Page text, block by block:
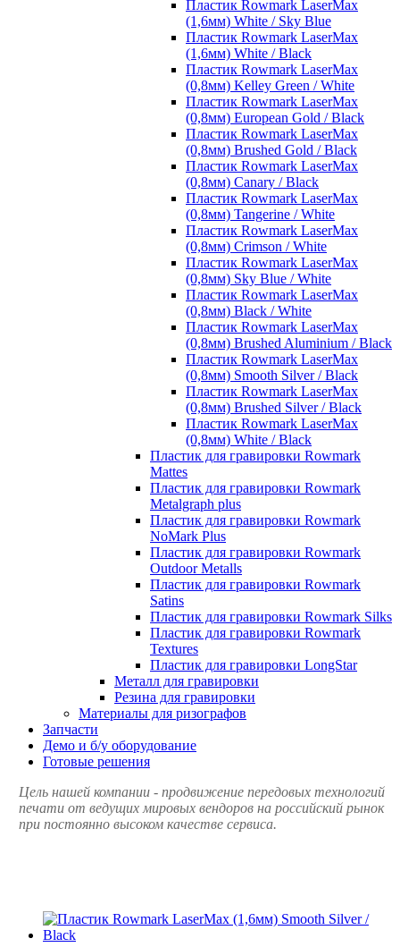
Пластик Rowmark LaserMax
(1,6мм) White / Sky Blue
Пластик Rowmark LaserMax
(1,6мм) White / Black
Пластик Rowmark LaserMax
(0,8мм) Kelley Green / White
Пластик Rowmark LaserMax
(0,8мм) European Gold / Black
Пластик Rowmark LaserMax
(0,8мм) Brushed Gold / Black
Пластик Rowmark LaserMax
(0,8мм) Canary / Black
Пластик Rowmark LaserMax
(0,8мм) Tangerine / White
Пластик Rowmark LaserMax
(0,8мм) Crimson / White
Пластик Rowmark LaserMax
(0,8мм) Sky Blue / White
Пластик Rowmark LaserMax
(0,8мм) Black / White
Пластик Rowmark LaserMax
(0,8мм) Brushed Aluminium / Black
Пластик Rowmark LaserMax
(0,8мм) Smooth Silver / Black
Пластик Rowmark LaserMax
(0,8мм) Brushed Silver / Black
Пластик Rowmark LaserMax
(0,8мм) White / Black
Пластик для гравировки Rowmark
Mattes
Пластик для гравировки Rowmark
Metalgraph plus
Пластик для гравировки Rowmark
NoMark Plus
Пластик для гравировки Rowmark
Outdoor Metalls
Пластик для гравировки Rowmark
Satins
Пластик для гравировки Rowmark Silks
Пластик для гравировки Rowmark
Textures
Пластик для гравировки LongStar
Металл для гравировки
Резина для гравировки
Материалы для ризографов
Запчасти
Демо и б/у оборудование
Готовые решения
Цель нашей компании - продвижение передовых технологий
печати от ведущих мировых вендоров на российский рынок
при постоянно высоком качестве сервиса.